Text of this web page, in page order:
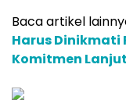
Baca artikel
Harus Dinikmati
Komitmen